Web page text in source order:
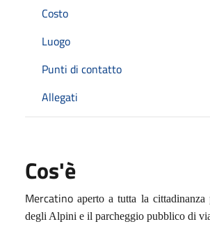
Costo
Luogo
Punti di contatto
Allegati
Cos'è
Mercatinoaperto a tutta la cittadinanza
degli Alpini e il parcheggio pubblico di